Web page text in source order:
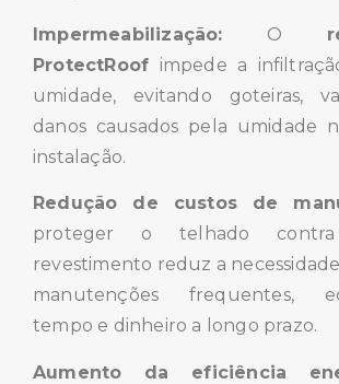
Impermeabilização: O
ProtectRoof impede a
umidade, evitando goteiras,
danos causados pela umidade
instalação.
Redução de custos de
proteger o telhado
revestimento reduz a
manutenções frequentes,
tempo e dinheiro a longo prazo.
Aumento da eficiência